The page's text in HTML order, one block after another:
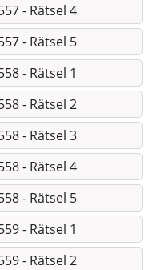
- Rätsel 4
- Rätsel 5
- Rätsel 1
- Rätsel 2
- Rätsel 3
- Rätsel 4
- Rätsel 5
- Rätsel 1
- Rätsel 2